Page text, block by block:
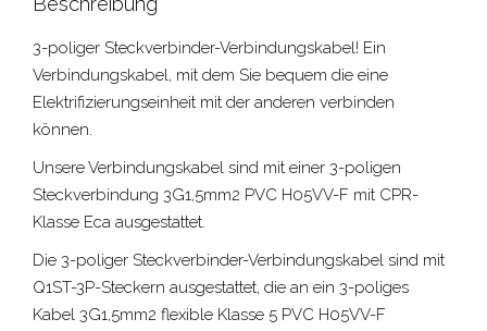
3-poliger Steckverbinder-Verbindungskabel! Ein
Verbindungskabel, mit dem Sie bequem die eine
Elektrifizierungseinheit mit der anderen verbinden
können.
Unsere Verbindungskabel sind mit einer 3-poligen
Steckverbindung 3G1,5mm2 PVC H05VV-F mit CPR-
Klasse Eca ausgestattet.
Die 3-poliger Steckverbinder-Verbindungskabel sind mit
Q1ST-3P-Steckern ausgestattet, die an ein 3-poliges
Kabel 3G1,5mm2 flexible Klasse 5 PVC H05VV-F